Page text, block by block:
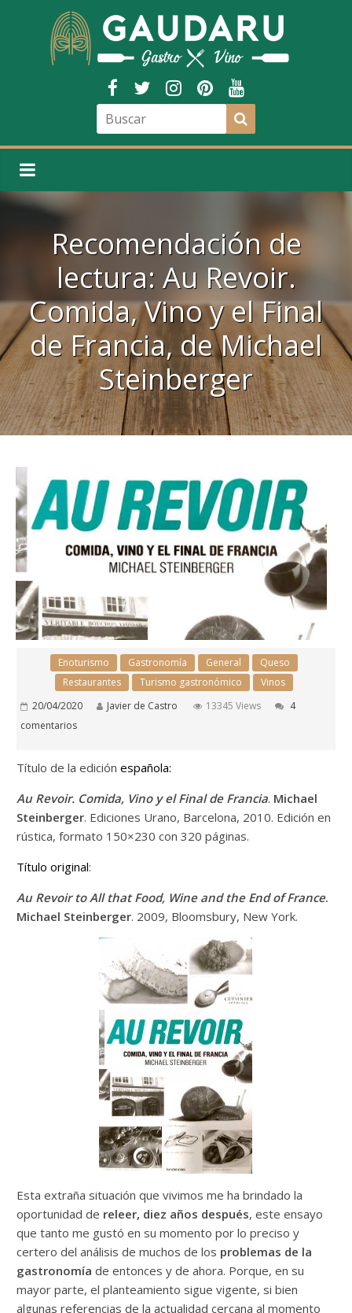
Recomendación de
lectura: Au Revoir.
Comida, Vino y el Final
de Francia, de Michael
Steinberger
Enoturismo Gastronomía General
Queso
Restaurantes
Turismo gastronómico
Vinos
20/04/2020
Javier de Castro 13345 Views
4
comentarios
Título de la ediciónespañola:
Au Revoir. Comida, Vino y el Final de Francia. Michael
Steinberger. Ediciones Urano, Barcelona, 2010. Edición en
rústica, formato 150×230 con 320 páginas.
Título original:
Au Revoir to All that Food, Wine and the End of France.
Michael Steinberger. 2009, Bloomsbury, New York.
Esta extraña situación que vivimos me ha brindado la
oportunidad de releer, diez años después, este ensayo
que tanto me gustó en su momento por lo preciso y
certero del análisis de muchos de los problemas de la
gastronomía de entonces y de ahora. Porque, en su
mayor parte, el planteamiento sigue vigente, si bien
algunas referencias de la actualidad cercana al momento